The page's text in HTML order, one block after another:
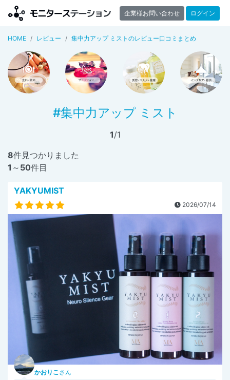
企業様お問い合わせ ログイン
HOME レビュー 集中力アップ ミストのレビュー口コミまとめ
#集中力アップ ミスト
1/1
8件見つかりました
1 ～ 50件目
YAKYUMIST
2026/07/14
かおりこ さん